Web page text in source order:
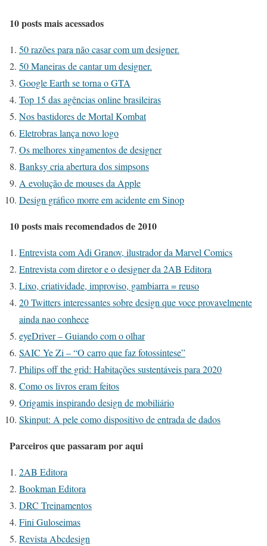
10 posts mais acessados
50 razões para não casar com um designer.
50 Maneiras de cantar um designer.
Google Earth se torna o GTA
Top 15 das agências online brasileiras
Nos bastidores de Mortal Kombat
Eletrobras lança novo logo
Os melhores xingamentos de designer
Banksy cria abertura dos simpsons
A evolução de mouses da Apple
Design gráfico morre em acidente em Sinop
10 posts mais recomendados de 2010
Entrevista com Adi Granov, ilustrador da Marvel Comics
Entrevista com diretor e o designer da 2AB Editora
Lixo, criatividade, improviso, gambiarra = reuso
20 Twitters interessantes sobre design que voce provavelmente
ainda nao conhece
eyeDriver – Guiando com o olhar
SAIC Ye Zi – “O carro que faz fotossintese”
Philips off the grid: Habitações sustentáveis para 2020
Como os livros eram feitos
Origamis inspirando design de mobiliário
Skinput: A pele como dispositivo de entrada de dados
Parceiros que passaram por aqui
2AB Editora
Bookman Editora
DRC Treinamentos
Fini Guloseimas
Revista Abcdesign